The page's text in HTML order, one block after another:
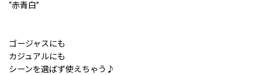
“赤青白”
ゴージャスにも
カジュアルにも
シーンを選ばず使えちゃう♪